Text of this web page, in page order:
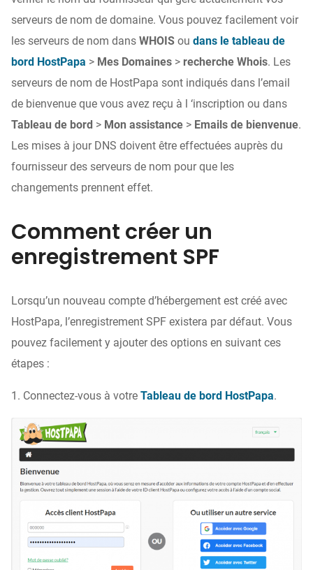
serveurs de nom de domaine. Vous pouvez facilement voir
les serveurs de nom dans WHOIS ou dans le tableau de
bord HostPapa > Mes Domaines > recherche Whois. Les
serveurs de nom de HostPapa sont indiqués dans l’email
de bienvenue que vous avez reçu à l ‘inscription ou dans
Tableau de bord > Mon assistance > Emails de bienvenue.
Les mises à jour DNS doivent être effectuées auprès du
fournisseur des serveurs de nom pour que les
changements prennent effet.
Comment créer un
enregistrement SPF
Lorsqu’un nouveau compte d’hébergement est créé avec
HostPapa, l’enregistrement SPF existera par défaut. Vous
pouvez facilement y ajouter des options en suivant ces
étapes :
1. Connectez-vous à votre Tableau de bord HostPapa.